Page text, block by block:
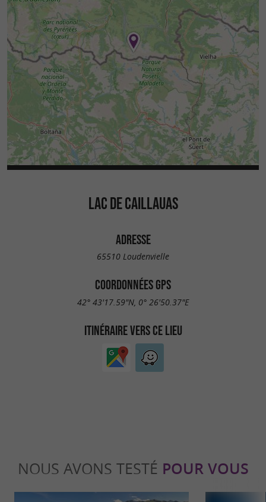
LAC DE CAILLAUAS
ADRESSE
65510 Loudenvielle
COORDONNÉES GPS
42° 43'17.59"N, 0° 26'50.37"E
ITINÉRAIRE VERS CE LIEU
NOUS AVONS TESTÉ POUR VOUS